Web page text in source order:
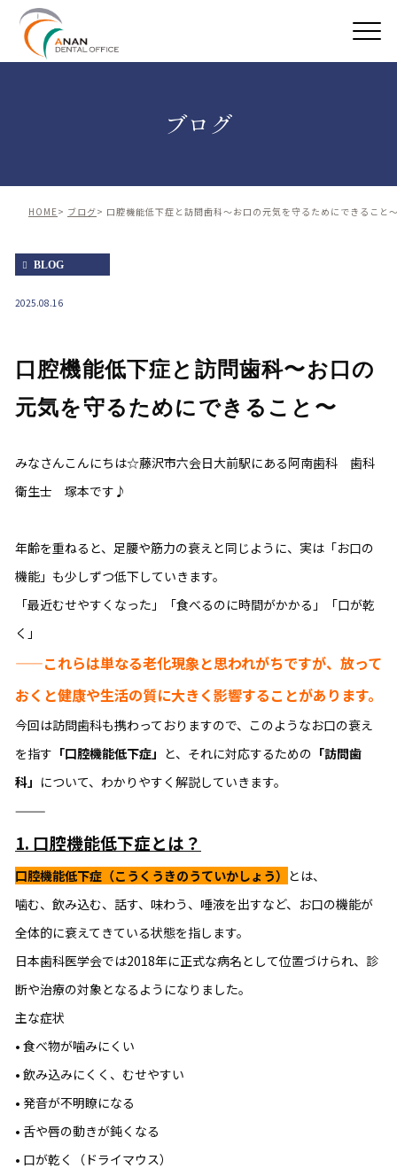
ブログ
HOME ブログ 口腔機能低下症と訪問歯科〜お口の元気を守るためにできること
BLOG
2025.08.16
口腔機能低下症と訪問歯科〜お口の
元気を守るためにできること〜
みなさんこんにちは☆藤沢市六会日大前駅にある阿南歯科 歯科
衛生士 塚本です♪
年齢を重ねると、足腰や筋力の衰えと同じように、実は「お口の
機能」も少しずつ低下していきます。
「最近むせやすくなった」「食べるのに時間がかかる」「口が乾
く」
——これらは単なる老化現象と思われがちですが、放って
おくと健康や生活の質に大きく影響することがあります。
今回は訪問歯科も携わっておりますので、このようなお口の衰え
を指す 「口腔機能低下症」 と、それに対応するための 「訪問歯
科」 について、わかりやすく解説していきます。
⸻
1. 口腔機能低下症とは？
口腔機能低下症（こうくうきのうていかしょう） とは、
噛む、飲み込む、話す、味わう、唾液を出すなど、お口の機能が
全体的に衰えてきている状態を指します。
日本歯科医学会では2018年に正式な病名として位置づけられ、診
断や治療の対象となるようになりました。
主な症状
• 食べ物が噛みにくい
• 飲み込みにくく、むせやすい
• 発音が不明瞭になる
• 舌や唇の動きが鈍くなる
• 口が乾く（ドライマウス）